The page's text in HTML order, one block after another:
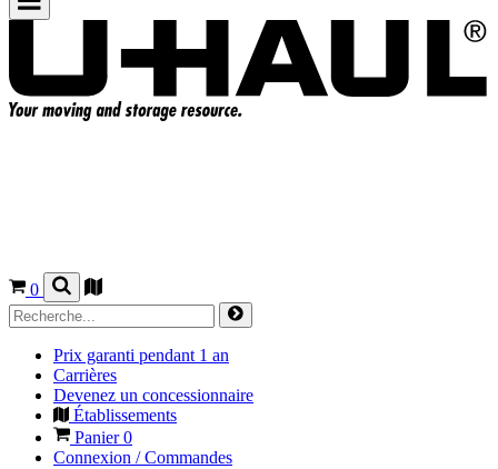
0
Prix garanti pendant 1 an
Carrières
Devenez un concessionnaire
Établissements
Panier0
Connexion / Commandes